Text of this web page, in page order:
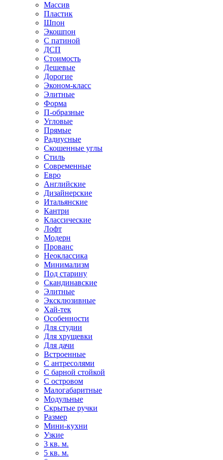
Массив
Пластик
Шпон
Экошпон
С патиной
ДСП
Стоимость
Дешевые
Дорогие
Эконом-класс
Элитные
Форма
П-образные
Угловые
Прямые
Радиусные
Скошенные углы
Стиль
Современные
Евро
Английские
Дизайнерские
Итальянские
Кантри
Классические
Лофт
Модерн
Прованс
Неоклассика
Минимализм
Под старину
Скандинавские
Элитные
Эксклюзивные
Хай-тек
Особенности
Для студии
Для хрущевки
Для дачи
Встроенные
С антресолями
С барной стойкой
С островом
Малогабаритные
Модульные
Скрытые ручки
Размер
Мини-кухни
Узкие
3 кв. м.
5 кв. м.